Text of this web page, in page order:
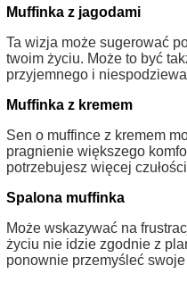
Muffinka z jagodami
Ta wizja może sugerować
twoim życiu. Może to być
przyjemnego i
Muffinka z kremem
Sen o muffince z kremem
pragnienie większego
potrzebujesz więcej
Spalona muffinka
Może wskazywać na
życiu nie idzie zgodnie z
ponownie przemyśleć swoje